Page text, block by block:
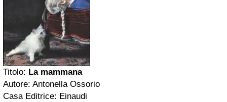
Titolo: La mammana
Autore: Antonella Ossorio
Casa Editrice: Einaudi